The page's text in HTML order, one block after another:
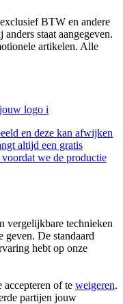
BTW en andere
staat aangegeven.
artikelen. Alle
logo i
en deze kan afwijken
altijd een gratis
we de productie
vergelijkbare technieken
De standaard
hebt op onze
of te weigeren.
partijen jouw